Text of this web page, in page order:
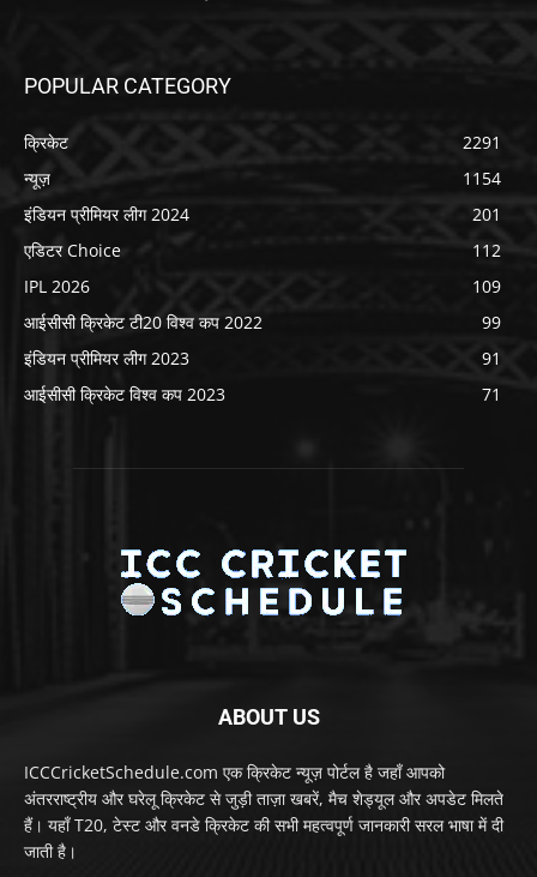
POPULAR CATEGORY
क्रिकेट
2291
न्यूज़
1154
इंडियन प्रीमियर लीग 2024
201
एडिटर Choice
112
IPL 2026
109
आईसीसी क्रिकेट टी20 विश्व कप 2022
99
इंडियन प्रीमियर लीग 2023
91
आईसीसी क्रिकेट विश्व कप 2023
71
ABOUT US
ICCCricketSchedule.com एक क्रिकेट न्यूज़ पोर्टल है जहाँ आपको
अंतरराष्ट्रीय और घरेलू क्रिकेट से जुड़ी ताज़ा खबरें, मैच शेड्यूल और अपडेट मिलते
हैं। यहाँ T20, टेस्ट और वनडे क्रिकेट की सभी महत्वपूर्ण जानकारी सरल भाषा में दी
जाती है।